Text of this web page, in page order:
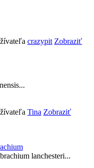
crazypit Zobraziť
Tina Zobraziť
lanchesteri...